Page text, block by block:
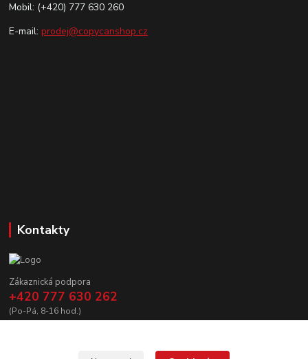
Mobil: (+420) 777 630 260
E-mail: prodej@copycanshop.cz
Kontakty
Zákaznická podpora
+420 777 630 262
(Po-Pá, 8-16 hod.)